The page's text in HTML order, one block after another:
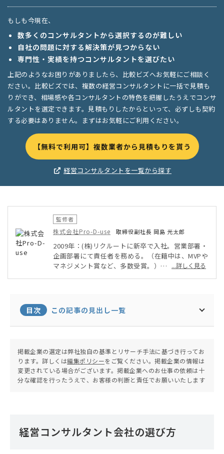
もしも今現在、
数多くのコンサルタントから選択するのが難しい
自社の問題に対する解決策が見つからない
専門性・実績を持つコンサルタントを選びたい
上記のようなお困りがありましたら、比較ビズへお気軽にご相談く
ださい。比較ビズでは、複数の経営コンサルタントに一括で見積も
りができ、相場感や各コンサルタントの特色を把握したうえでコンサ
ルタントを選定できます。見積もりしたからといって、必ずしも契約
する必要はありません。まずはお気軽にご利用ください。
【無料で利用可】複数業者から見積もりを貰う
経営コンサルタントを一覧から探す
監修者
株式会社Pro-D-use 取締役副社長 岡島 光太郎
2009年：(株)リクルートに新卒で入社。営業部署・
企画部署にて責任者を務める。（在籍中は、MVPや
マネジメント賞など、多数受賞。）
2014年：アソビュー(株)に転職。その後、営業責任
者、新規事業責任者、事業企画を歴任。
2015年：(株)Pro-D-useを創業。取締役副社長（現
ーケティングを主軸とした売れる仕組み作り、業務
システムの導入・運用、融資を中心とした資金調
達〜財務のコンサルティングを得意としている。
また、個人でも中小企業の融資を支援するサービス
...詳しく見る
目次 この記事の見出し一覧
掲載企業の選定は弊社独自の基準とリサーチ手法に基づき行ってお
ります。詳しくは編集ポリシーをご覧ください。掲載企業の情報は
変更されている場合がございます。掲載企業へのお仕事の依頼は十
分な確認を行ったうえで、お客様の判断と責任でお願いいたします
経営コンサルタント会社の選び方